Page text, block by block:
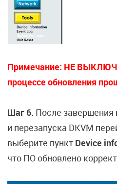
Примечание: НЕ
процессе обновления
Шаг 6. После завершения
и перезапуска DKVM
выберите пункт Device
что ПО обновлено